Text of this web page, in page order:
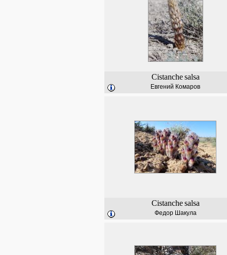
Cistanche salsa
Евгений Комаров
Cistanche salsa
Федор Шакула